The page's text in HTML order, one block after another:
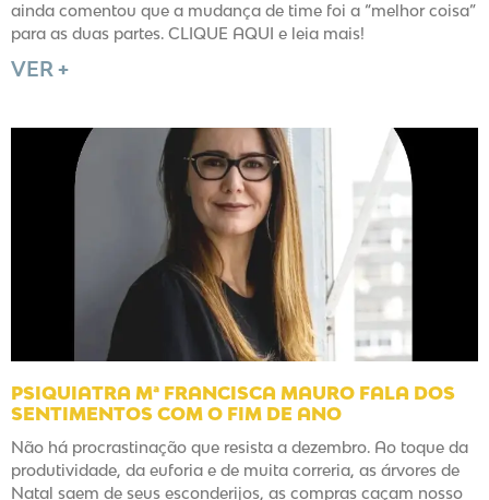
ainda comentou que a mudança de time foi a “melhor coisa”
para as duas partes. CLIQUE AQUI e leia mais!
VER +
PSIQUIATRA Mª FRANCISCA MAURO FALA DOS
SENTIMENTOS COM O FIM DE ANO
Não há procrastinação que resista a dezembro. Ao toque da
produtividade, da euforia e de muita correria, as árvores de
Natal saem de seus esconderijos, as compras caçam nosso